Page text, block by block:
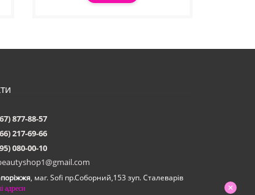
877-88-57
217-69-66
080-00-10
, маг. Sofi пр.Соборний,153 зуп. Сталеварiв
адреси